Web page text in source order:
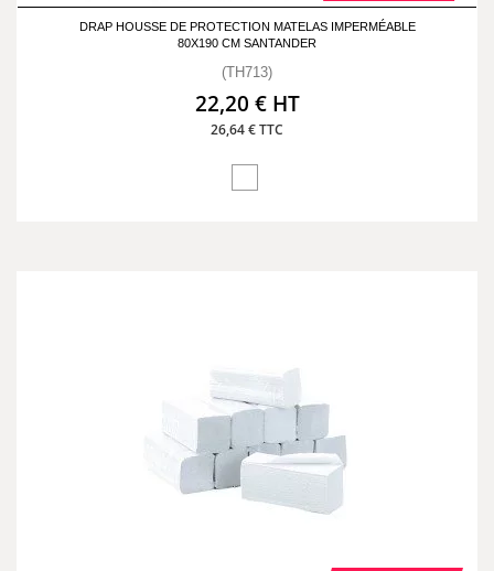
DRAP HOUSSE DE PROTECTION MATELAS IMPERMÉABLE
80X190 CM SANTANDER
(TH713)
22,20 € HT
26,64 € TTC